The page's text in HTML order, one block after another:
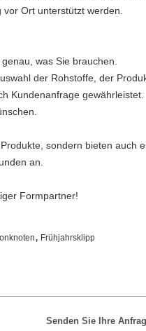
Ort unterstützt werden.
was Sie brauchen.
der Rohstoffe, der
Kundenanfrage gewährleistet.
sondern bieten auch
an.
Formpartner!
, Frühjahrsklipp
Senden Sie Ihre